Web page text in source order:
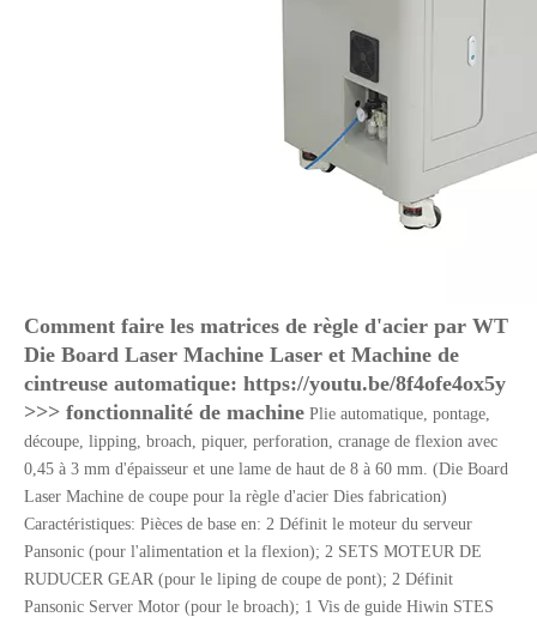
Comment faire les matrices de règle d'acier par WT
Die Board Laser Machine Laser et Machine de
cintreuse automatique: https://youtu.be/8f4ofe4ox5y
>>> fonctionnalité de machine Plie automatique, pontage,
découpe, lipping, broach, piquer, perforation, cranage de flexion avec
0,45 à 3 mm d'épaisseur et une lame de haut de 8 à 60 mm. (Die Board
Laser Machine de coupe pour la règle d'acier Dies fabrication)
Caractéristiques: Pièces de base en: 2 Définit le moteur du serveur
Pansonic (pour l'alimentation et la flexion); 2 SETS MOTEUR DE
RUDUCER GEAR (pour le liping de coupe de pont); 2 Définit
Pansonic Server Motor (pour le broach); 1 Vis de guide Hiwin STES